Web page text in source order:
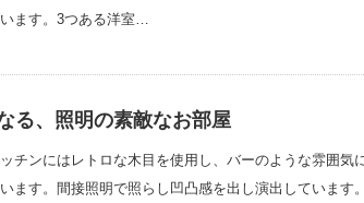
ます。3つある洋室…
る、照明の素敵なお部屋
チンにはレトロな木目を使用し、バーのような雰囲気
ます。間接照明で照らし凹凸感を出し演出しています